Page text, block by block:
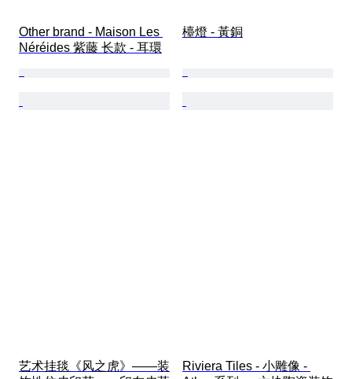
Other brand - Maison Les
Néréides 紫藤 长款 - 耳環
檯燈 - 黃銅
艺术挂毯《风之虎》——装
Riviera Tiles - 小雕像 -